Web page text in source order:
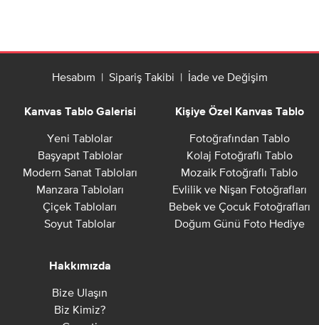
Hesabım | Sipariş Takibi | İade ve Değişim
Kanvas Tablo Galerisi
Yeni Tablolar
Başyapıt Tablolar
Modern Sanat Tabloları
Manzara Tabloları
Çiçek Tabloları
Soyut Tablolar
Kişiye Özel Kanvas Tablo
Fotoğrafından Tablo
Kolaj Fotoğraflı Tablo
Mozaik Fotoğraflı Tablo
Evlilik ve Nişan Fotoğrafları
Bebek ve Çocuk Fotoğrafları
Doğum Günü Foto Hediye
Hakkımızda
Bize Ulaşın
Biz Kimiz?